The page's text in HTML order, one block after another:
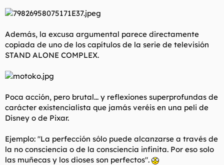
Además, la excusa argumental parece directamente
copiada de uno de los capítulos de la serie de televisión
STAND ALONE COMPLEX.
Poca acción, pero brutal... y reflexiones superprofundas de
carácter existencialista que jamás veréis en una peli de
Disney o de Pixar.
Ejemplo: "La perfección sólo puede alcanzarse a través de
la no consciencia o de la consciencia infinita. Por eso solo
las muñecas y los dioses son perfectos".